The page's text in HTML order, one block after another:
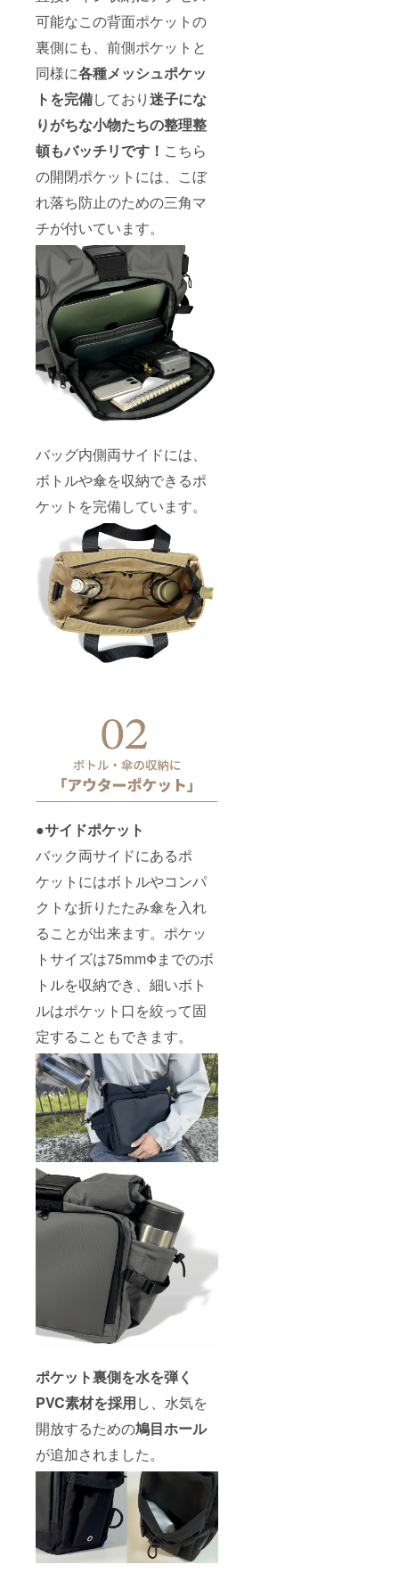
可能なこの背面ポケットの
裏側にも、前側ポケットと
同様に各種メッシュポケッ
トを完備しており迷子にな
りがちな小物たちの整理整
頓もバッチリです！ こちら
の開閉ポケットには、こぼ
れ落ち防止のための三角マ
チが付いています。
バッグ内側両サイドには、
ボトルや傘を収納できるポ
ケットを完備しています。
●サイドポケット
バック両サイドにあるポ
ケットにはボトルやコンパ
クトな折りたたみ傘を入れ
ることが出来ます。ポケッ
トサイズは75mmΦまでのボ
トルを収納でき、細いボト
ルはポケット口を絞って固
定することもできます。
ポケット裏側を水を弾く
PVC素材を採用し、水気を
開放するための鳩目ホール
が追加されました。